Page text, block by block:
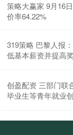
策略大赢家 9月16
价率64.22%
319策略 巴黎人报
低基本薪资并提高
创盈配资 三部门联
毕业生等青年就业